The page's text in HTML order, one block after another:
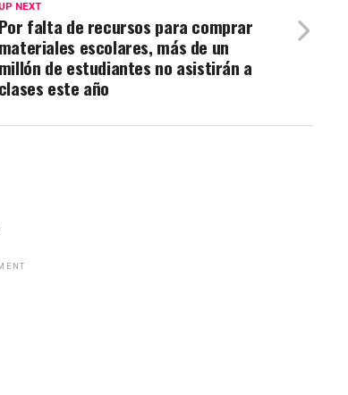
UP NEXT
Por falta de recursos para comprar
materiales escolares, más de un
millón de estudiantes no asistirán a
clases este año